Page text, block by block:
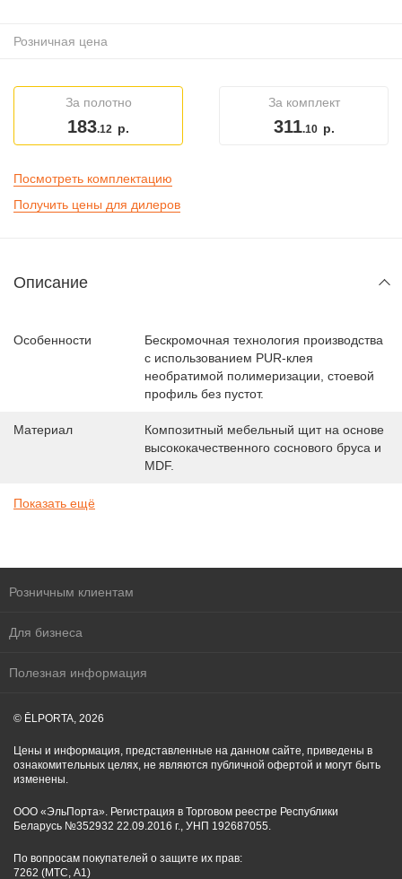
Розничная цена
За полотно
183.12 р.
За комплект
311.10 р.
Посмотреть комплектацию
Получить цены для дилеров
Описание
Особенности
Бескромочная технология производства
с использованием PUR-клея
необратимой полимеризации, стоевой
профиль без пустот.
Материал
Композитный мебельный щит на основе
высококачественного соснового бруса и
MDF.
Показать ещё
Розничным клиентам
Для бизнеса
Полезная информация
© ĒLPORTA, 2026
Цены и информация, представленные на данном сайте, приведены в
ознакомительных целях, не являются публичной офертой и могут быть
изменены.
ООО «ЭльПорта». Регистрация в Торговом реестре Республики
Беларусь №352932 22.09.2016 г., УНП 192687055.
По вопросам покупателей о защите их прав:
7262 (МТС, A1)